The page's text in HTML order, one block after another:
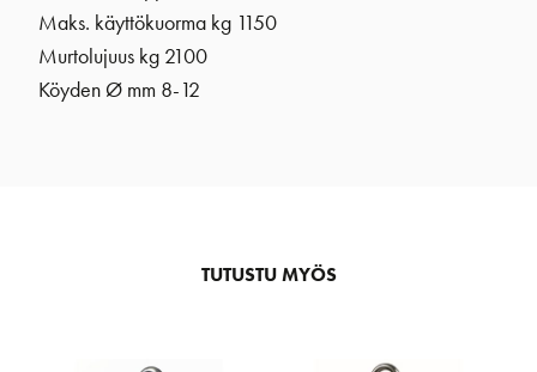
Maks. käyttökuorma kg 1150
Murtolujuus kg 2100
Köyden Ø mm 8-12
TUTUSTU MYÖS